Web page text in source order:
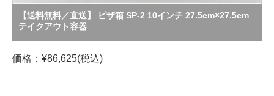
【送料無料／直送】 ピザ箱 SP-2 10インチ 27.5cm×27.5cm
テイクアウト容器
価格：¥86,625(税込)